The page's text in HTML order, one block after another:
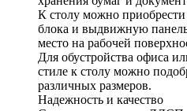
К столу можно приобрести
блока и выдвижную
место на рабочей
Для обустройства офиса
стиле к столу можно
различных размеров.
Надежность и качество